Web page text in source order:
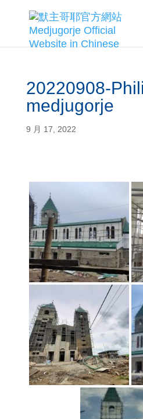
20220908-
medjugorje
9 月 17, 2022